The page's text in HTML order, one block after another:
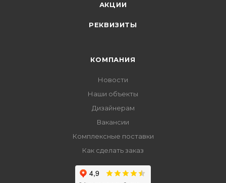
АКЦИИ
РЕКВИЗИТЫ
КОМПАНИЯ
Новости
Наши объекты
Дизайнерам
Вакансии
Комплексные поставки
Как сделать заказ